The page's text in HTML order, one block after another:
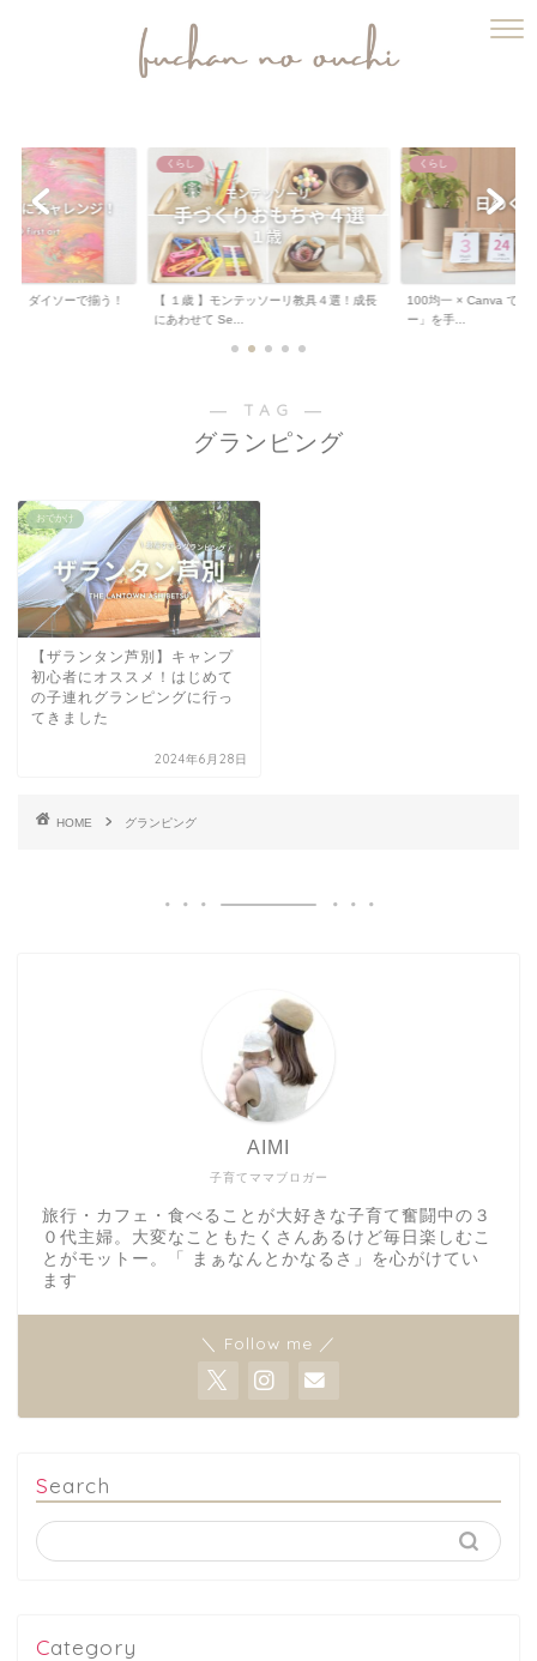
】ダイソーで揃う！
くらし
【 １歳 】モンテッソーリ教具４選！成長
にあわせて Se...
くらし
100均一 × Canva で「
ー」を手...
― TAG ―
グランピング
おでかけ
【ザランタン芦別】キャンプ
初心者にオススメ！はじめて
の子連れグランピングに行っ
てきました
2024年6月28日
HOME グランピング
子育てママブロガー
AIMI
旅行・カフェ・食べることが大好きな子育て奮闘中の３
０代主婦。大変なこともたくさんあるけど毎日楽しむこ
とがモットー。「 まぁなんとかなるさ」を心がけてい
ます
＼ Follow me ／
Search
Category